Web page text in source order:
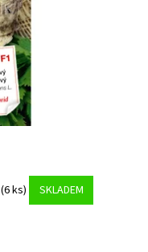
(6 ks) SKLADEM